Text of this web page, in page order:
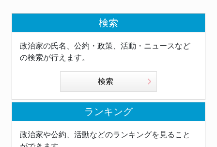
検索
政治家の氏名、公約・政策、活動・ニュースなど
の検索が行えます。
検索
ランキング
政治家や公約、活動などのランキングを見ること